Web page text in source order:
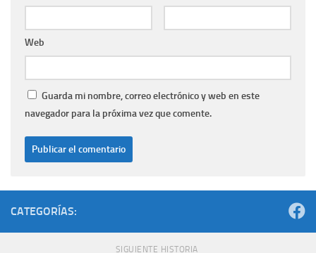
Web
Guarda mi nombre, correo electrónico y web en este
navegador para la próxima vez que comente.
CATEGORÍAS:
SIGUIENTE HISTORIA